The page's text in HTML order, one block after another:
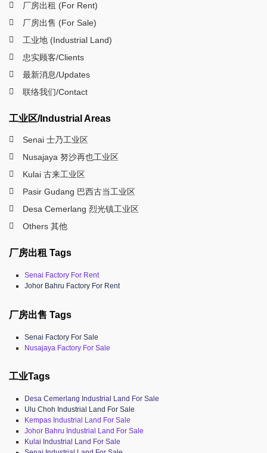
厂房出租 (For Rent)
厂房出售 (For Sale)
工业地 (Industrial Land)
忠实顾客/Clients
最新消息/Updates
联络我们/Contact
工业区/Industrial Areas
Senai 士乃工业区
Nusajaya 努沙再也工业区
Kulai 古来工业区
Pasir Gudang 巴西古当工业区
Desa Cemerlang 烈光镇工业区
Others 其他
厂房出租 Tags
Senai Factory For Rent
Johor Bahru Factory For Rent
厂房出售 Tags
Senai Factory For Sale
Nusajaya Factory For Sale
工业Tags
Desa Cemerlang Industrial Land For Sale
Ulu Choh Industrial Land For Sale
Kempas Industrial Land For Sale
Johor Bahru Industrial Land For Sale
Kulai Industrial Land For Sale